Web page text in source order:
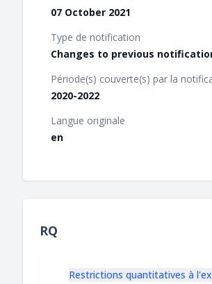
07 October 2021
Type de notification
Changes to previous
Période(s) couverte(s) par la
2020-2022
Langue originale
en
RQ
Restrictions quantitatives à